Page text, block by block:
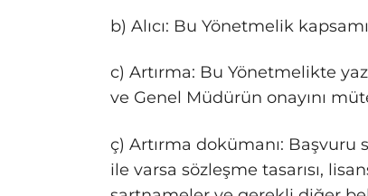
b) Alıcı: Bu Yönetmelik
c) Artırma: Bu Yönetmelikte
ve Genel Müdürün onayını
ç) Artırma dokümanı:
ile varsa sözleşme tasarısı,